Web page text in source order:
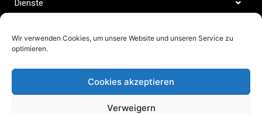
Wir verwenden Cookies, um unsere Website und unseren Service zu
optimieren.
Cookies akzeptieren
Verweigern
Dienste
Projekte
Ressourcen
Kontakt